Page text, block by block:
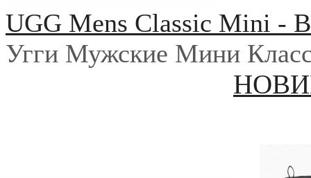
UGG Mens Classic Mini -
Угги Мужские Мини